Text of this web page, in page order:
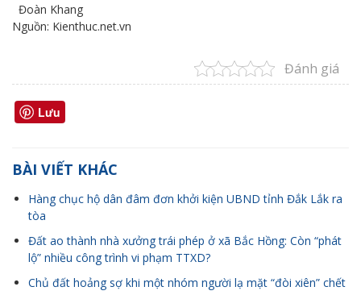
Đoàn Khang
Nguồn: Kienthuc.net.vn
Đánh giá
Lưu
BÀI VIẾT KHÁC
Hàng chục hộ dân đâm đơn khởi kiện UBND tỉnh Đắk Lắk ra
tòa
Đất ao thành nhà xưởng trái phép ở xã Bắc Hồng: Còn “phát
lộ” nhiều công trình vi phạm TTXD?
Chủ đất hoảng sợ khi một nhóm người lạ mặt “đòi xiên” chết